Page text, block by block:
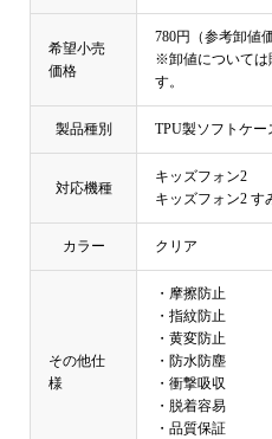
希望小売
価格
780円（参考卸値
※卸値については
す。
製品種別 TPU製ソフトケー
対応機種
キッズフォン2
キッズフォン2 す
カラー クリア
その他仕
様
・摩擦防止
・指紋防止
・黄変防止
・防水防塵
・衝撃吸収
・脱着容易
・品質保証